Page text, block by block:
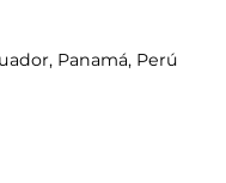
Panamá, Perú